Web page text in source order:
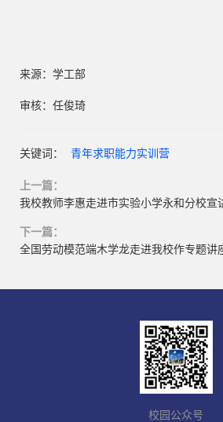
来源：学工部
审核：任俊琦
关键词： 青年求职能力实训营
上一篇：
我校教师李惠走进市实验小学永和分校宣
下一篇：
全国劳动模范端木学龙走进我校作专题讲
校园公众号